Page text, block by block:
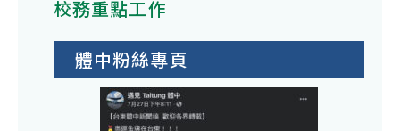
校務重點工作
體中粉絲專頁